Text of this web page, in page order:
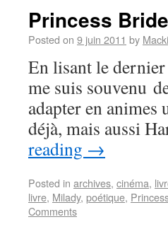
Princess
Posted on 9 juin 2011 by
En lisant le
me suis souvenu
adapter en
déjà, mais aussi
reading →
Posted in archives, cinéma,
livre, Milady, poétique,
Comments